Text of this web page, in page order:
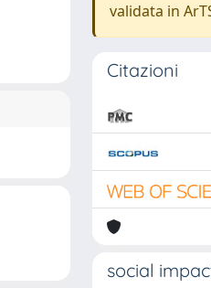
validata in
Citazioni
social